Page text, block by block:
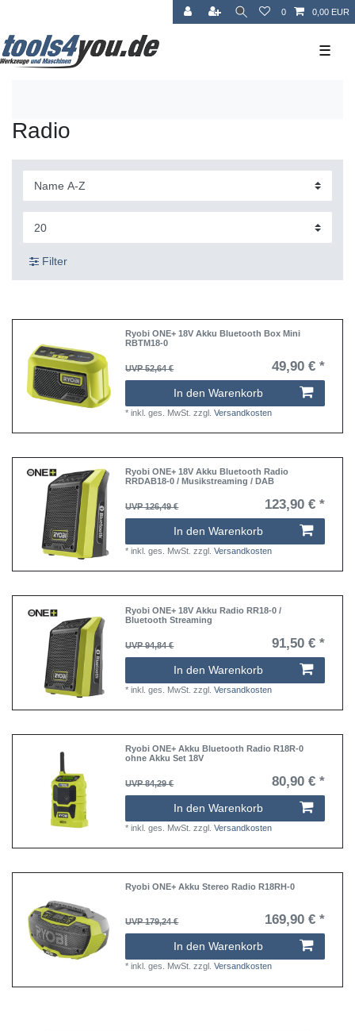
0 0,00 EUR
☰
Radio
Filter
Ryobi ONE+ 18V Akku Bluetooth Box Mini
RBTM18-0
UVP 52,64 € 49,90 € *
In den Warenkorb
*inkl. ges. MwSt. zzgl.Versandkosten
Ryobi ONE+ 18V Akku Bluetooth Radio
RRDAB18-0 / Musikstreaming / DAB
UVP 126,49 € 123,90 € *
In den Warenkorb
*inkl. ges. MwSt. zzgl.Versandkosten
Ryobi ONE+ 18V Akku Radio RR18-0 /
Bluetooth Streaming
UVP 94,84 € 91,50 € *
In den Warenkorb
*inkl. ges. MwSt. zzgl.Versandkosten
Ryobi ONE+ Akku Bluetooth Radio R18R-0
ohne Akku Set 18V
UVP 84,29 € 80,90 € *
In den Warenkorb
*inkl. ges. MwSt. zzgl.Versandkosten
Ryobi ONE+ Akku Stereo Radio R18RH-0
UVP 179,24 € 169,90 € *
In den Warenkorb
*inkl. ges. MwSt. zzgl.Versandkosten